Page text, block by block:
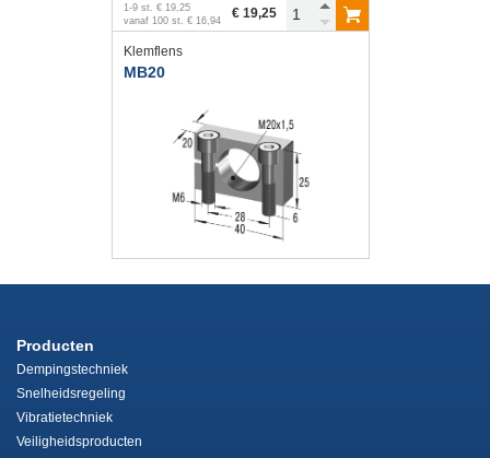
1 -9 st. € 19,25
vanaf 100 st. € 16,94 € 19,25
Klemflens
MB20
Producten
Dempingstechniek
Snelheidsregeling
Vibratietechniek
Veiligheidsproducten